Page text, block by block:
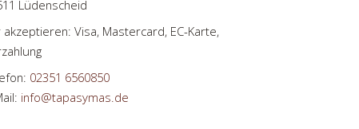
Lüdenscheid
akzeptieren: Visa, Mastercard, EC-Karte,
02351 6560850
info@tapasymas.de